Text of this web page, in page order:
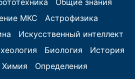
МКС
Астрофизика
Искусственный интеллект
Биология
История
Химия Определения